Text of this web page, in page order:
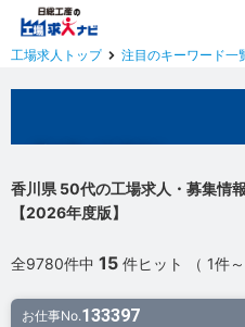
工場求人トップ 注目のキーワード一
香川県 50代の工場求人・募集情
【2026年度版】
全9780件中 15 件ヒット （ 1件～
お仕事No.133397